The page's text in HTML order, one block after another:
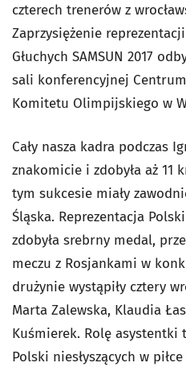
czterech trenerów z
Zaprzysiężenie
Głuchych SAMSUN 2017
sali konferencyjnej
Komitetu Olimpijskiego w
Cały nasza kadra podczas
znakomicie i zdobyła aż 11
tym sukcesie miały
Śląska. Reprezentacja
zdobyła srebrny medal,
meczu z Rosjankami w
drużynie wystąpiły cztery
Marta Zalewska, Klaudia
Kuśmierek. Rolę asystentki
Polski niesłyszących w